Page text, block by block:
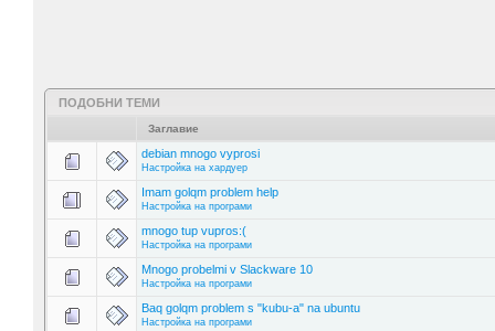
ПОДОБНИ ТЕМИ
Заглавие
debian mnogo vyprosi
Настройка на хардуер
Imam golqm problem help
Настройка на програми
mnogo tup vupros:(
Настройка на програми
Mnogo probelmi v Slackware 10
Настройка на програми
Baq golqm problem s "kubu-a" na ubuntu
Настройка на програми